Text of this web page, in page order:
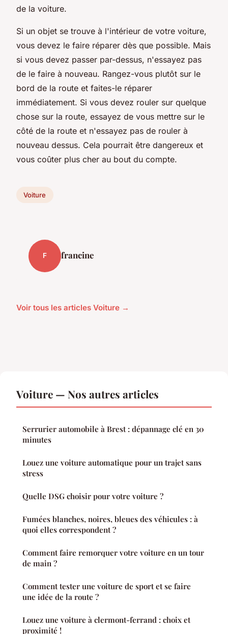
de la voiture.
Si un objet se trouve à l'intérieur de votre voiture,
vous devez le faire réparer dès que possible. Mais
si vous devez passer par-dessus, n'essayez pas
de le faire à nouveau. Rangez-vous plutôt sur le
bord de la route et faites-le réparer
immédiatement. Si vous devez rouler sur quelque
chose sur la route, essayez de vous mettre sur le
côté de la route et n'essayez pas de rouler à
nouveau dessus. Cela pourrait être dangereux et
vous coûter plus cher au bout du compte.
Voiture
F francine
Voir tous les articles Voiture →
Voiture — Nos autres articles
Serrurier automobile à Brest : dépannage clé en 30
minutes
Louez une voiture automatique pour un trajet sans
stress
Quelle DSG choisir pour votre voiture ?
Fumées blanches, noires, bleues des véhicules : à
quoi elles correspondent ?
Comment faire remorquer votre voiture en un tour
de main ?
Comment tester une voiture de sport et se faire
une idée de la route ?
Louez une voiture à clermont-ferrand : choix et
proximité !